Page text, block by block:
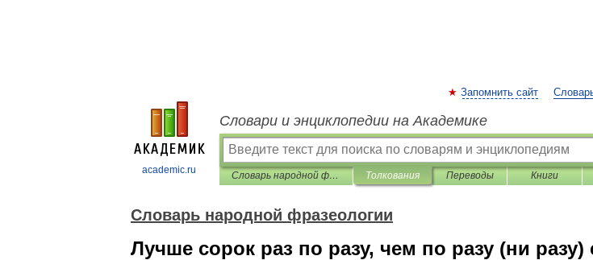
academic.ru
Запомнить сайт
Словари и энциклопедии на Академике
Словарь народной фразеологии Толкования Переводы Книги
Словарь народной фразеологии
Лучше сорок раз по разу, чем по разу (ни разу)